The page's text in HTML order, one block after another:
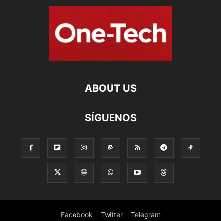
ABOUT US
SÍGUENOS
Facebook Twitter Telegram